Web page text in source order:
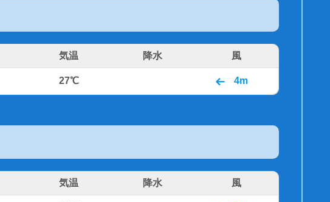
気温 降水 風
27℃ 4m
気温 降水 風